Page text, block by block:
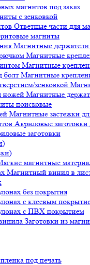
магнитов под заказ
с зенковкой
Ответные части для
магниты
Магнитные
Магнитные
Магнитные
Магнитные
Магнитные
поисковые
Магнитные застежки
Акриловые заготовки
заготовки
магнитные
Магнитный винил в
без покрытия
с клеевым
с ПВХ покрытием
Заготовки из
под печать